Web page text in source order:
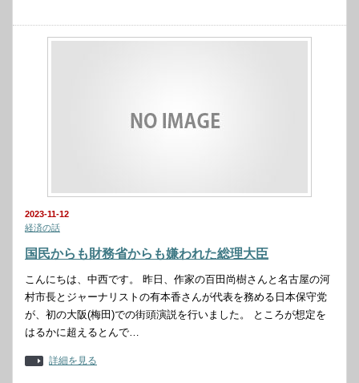
2023-11-12
経済の話
国民からも財務省からも嫌われた総理大臣
こんにちは、中西です。 昨日、作家の百田尚樹さんと名古屋の河
村市長とジャーナリストの有本香さんが代表を務める日本保守党
が、初の大阪(梅田)での街頭演説を行いました。 ところが想定を
はるかに超えるとんで…
詳細を見る